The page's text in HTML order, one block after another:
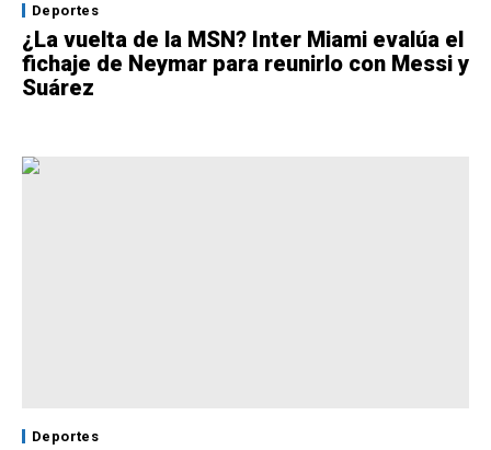
Deportes
¿La vuelta de la MSN? Inter Miami evalúa el
fichaje de Neymar para reunirlo con Messi y
Suárez
Deportes